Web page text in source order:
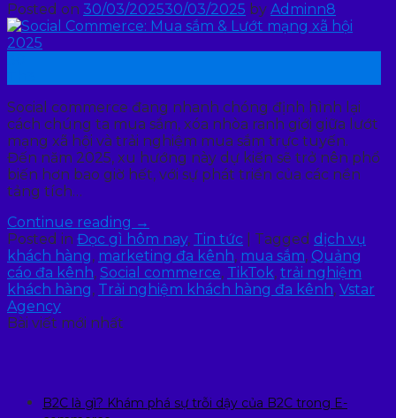
Posted on 30/03/202530/03/2025 by Adminn8
Social commerce đang nhanh chóng định hình lại
cách chúng ta mua sắm, xóa nhòa ranh giới giữa lướt
mạng xã hội và trải nghiệm mua sắm trực tuyến.
Đến năm 2025, xu hướng này dự kiến sẽ trở nên phổ
biến hơn bao giờ hết, với sự phát triển của các nền
tảng tích…
Continue reading →
Posted in Đọc gì hôm nay, Tin tức Tagged dịch vụ
khách hàng, marketing đa kênh, mua sắm, Quảng
cáo đa kênh, Social commerce, TikTok, trải nghiệm
khách hàng, Trải nghiệm khách hàng đa kênh, Vstar
Agency
Bài viết mới nhất
B2C là gì? Khám phá sự trỗi dậy của B2C trong E-